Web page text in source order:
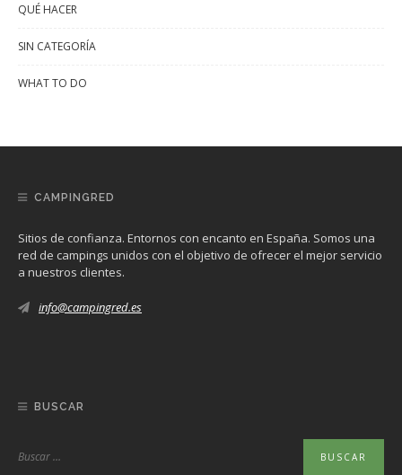
QUÉ HACER
SIN CATEGORÍA
WHAT TO DO
CAMPINGRED
Sitios de confianza. Entornos con encanto en España. Somos una
red de campings unidos con el objetivo de ofrecer el mejor servicio
a nuestros clientes.
info@campingred.es
BUSCAR